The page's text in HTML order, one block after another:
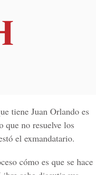
tiene Juan Orlando es
que no resuelve los
el exmandatario.
cómo es que se hace